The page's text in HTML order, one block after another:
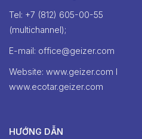
Tel: +7 (812) 605-00-55
(multichannel);
E-mail: office@geizer.com
Website: www.geizer.com I
www.ecotar.geizer.com
HƯỚNG DẪN